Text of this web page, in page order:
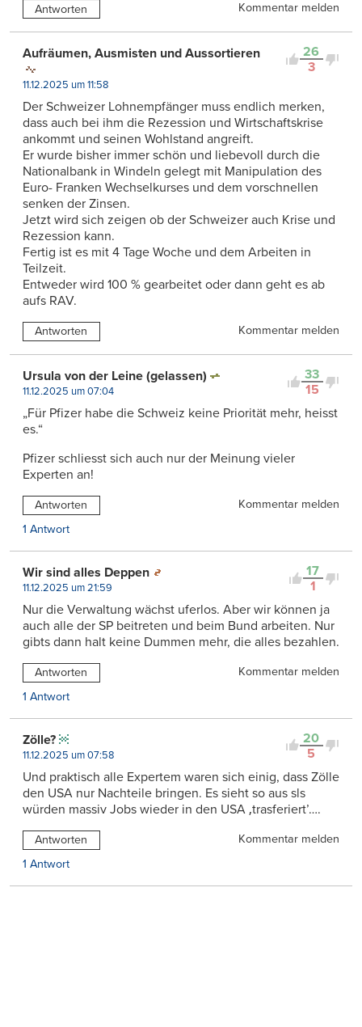
Antworten Kommentar melden
26
3
Aufräumen, Ausmisten und Aussortieren
11.12.2025 um 11:58
Der Schweizer Lohnempfänger muss endlich merken,
dass auch bei ihm die Rezession und Wirtschaftskrise
ankommt und seinen Wohlstand angreift.
Er wurde bisher immer schön und liebevoll durch die
Nationalbank in Windeln gelegt mit Manipulation des
Euro- Franken Wechselkurses und dem vorschnellen
senken der Zinsen.
Jetzt wird sich zeigen ob der Schweizer auch Krise und
Rezession kann.
Fertig ist es mit 4 Tage Woche und dem Arbeiten in
Teilzeit.
Entweder wird 100 % gearbeitet oder dann geht es ab
aufs RAV.
Antworten Kommentar melden
33
15
Ursula von der Leine (gelassen)
11.12.2025 um 07:04
„Für Pfizer habe die Schweiz keine Priorität mehr, heisst
es.“
Pfizer schliesst sich auch nur der Meinung vieler
Experten an!
Antworten
Kommentar melden
1 Antwort
17
1
Wir sind alles Deppen
11.12.2025 um 21:59
Nur die Verwaltung wächst uferlos. Aber wir können ja
auch alle der SP beitreten und beim Bund arbeiten. Nur
gibts dann halt keine Dummen mehr, die alles bezahlen.
Antworten
Kommentar melden
1 Antwort
20
5
Zölle?
11.12.2025 um 07:58
Und praktisch alle Expertem waren sich einig, dass Zölle
den USA nur Nachteile bringen. Es sieht so aus sls
würden massiv Jobs wieder in den USA ‚trasferiert’….
Antworten
Kommentar melden
1 Antwort